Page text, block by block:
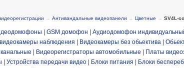
→ Антивандальные видеопанели → Цветные → SV4L-
GSM домофон Аудиодомофон
наблюдения Видеокамеры без обьектива
Видеорегистраторы автомобильные Платы
Устройства передачи видео Блоки питания Блоки